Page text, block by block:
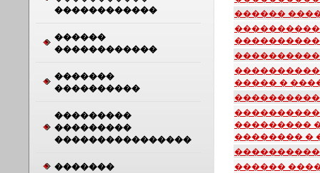
������������
������
������������
�������
����������
���������
���������
����������������
�������
������
����� �
���������
�������� �
������